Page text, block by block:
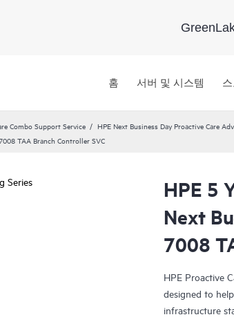
홈 서버 및 시스템
Combo Support Service
HPE Next Business Day Proactive Care
TAA Branch Controller SVC
HPE 5
Next
7008
HPE Proactive
designed to
infrastructure